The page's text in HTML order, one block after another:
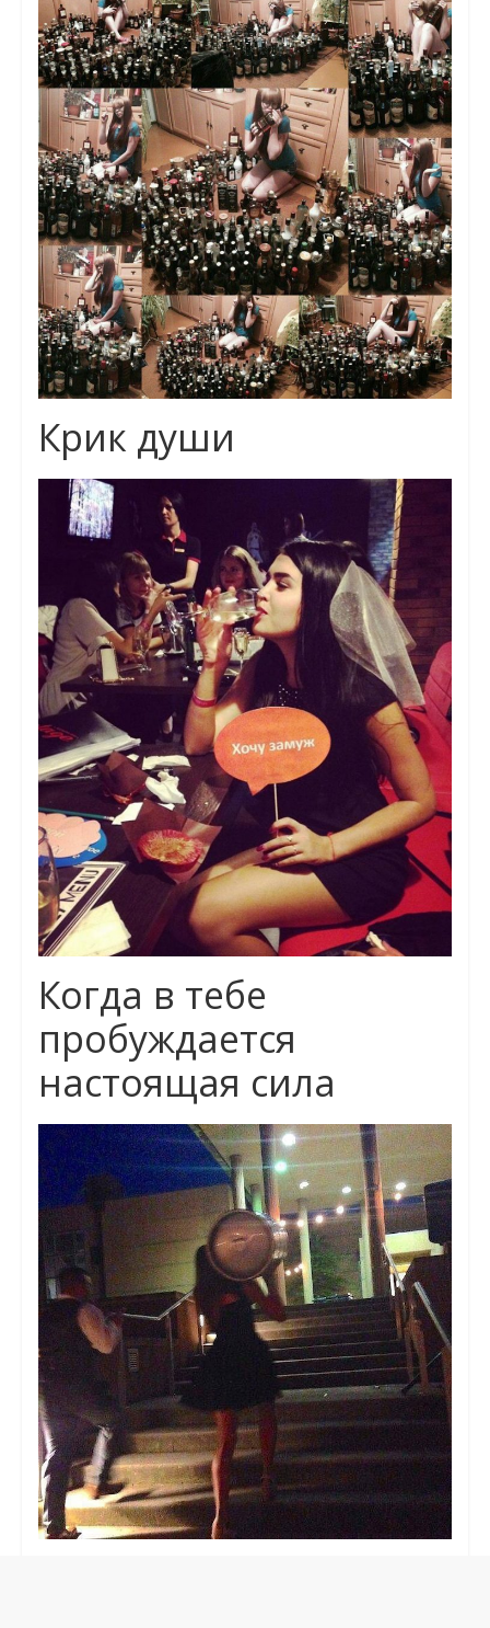
Крик души
Когда в тебе
пробуждается
настоящая сила